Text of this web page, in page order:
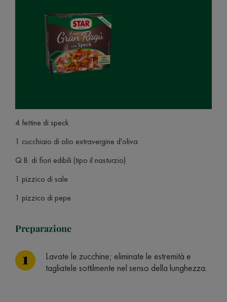
4 fettine di speck
1 cucchiaio di olio extravergine d'oliva
Q.B. di fiori edibili (tipo il nasturzio)
1 pizzico di sale
1 pizzico di pepe
Preparazione
Lavate le zucchine; eliminate le estremità e
tagliatele sottilmente nel senso della lunghezza.